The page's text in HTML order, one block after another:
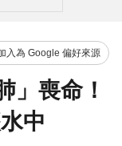
入為 Google 偏好來源
」喪命！
中